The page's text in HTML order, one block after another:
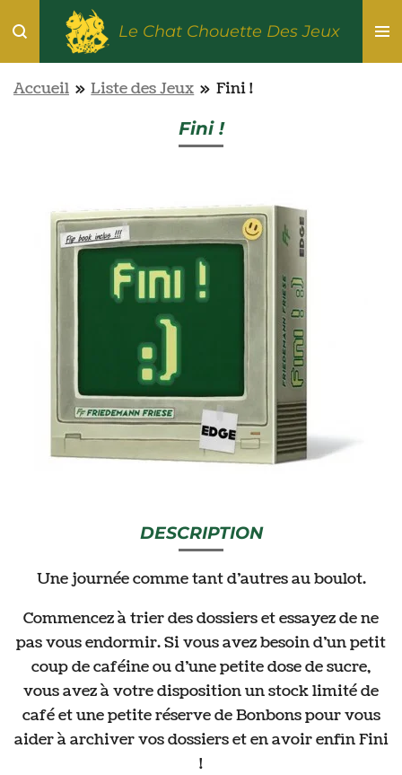
Passer
contenu
principal
Le Chat Chouette Des Jeux
Accueil » Liste des Jeux » Fini !
Fini !
DESCRIPTION
Une journée comme tant d’autres au boulot.
Commencez à trier des dossiers et essayez de ne
pas vous endormir. Si vous avez besoin d’un petit
coup de caféine ou d’une petite dose de sucre,
vous avez à votre disposition un stock limité de
café et une petite réserve de Bonbons pour vous
aider à archiver vos dossiers et en avoir enfin Fini
!